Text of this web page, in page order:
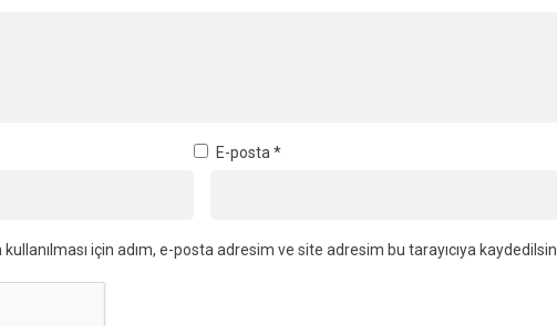
E-posta *
için adım, e-posta adresim ve site adresim bu tarayıcıya kaydedilsin.